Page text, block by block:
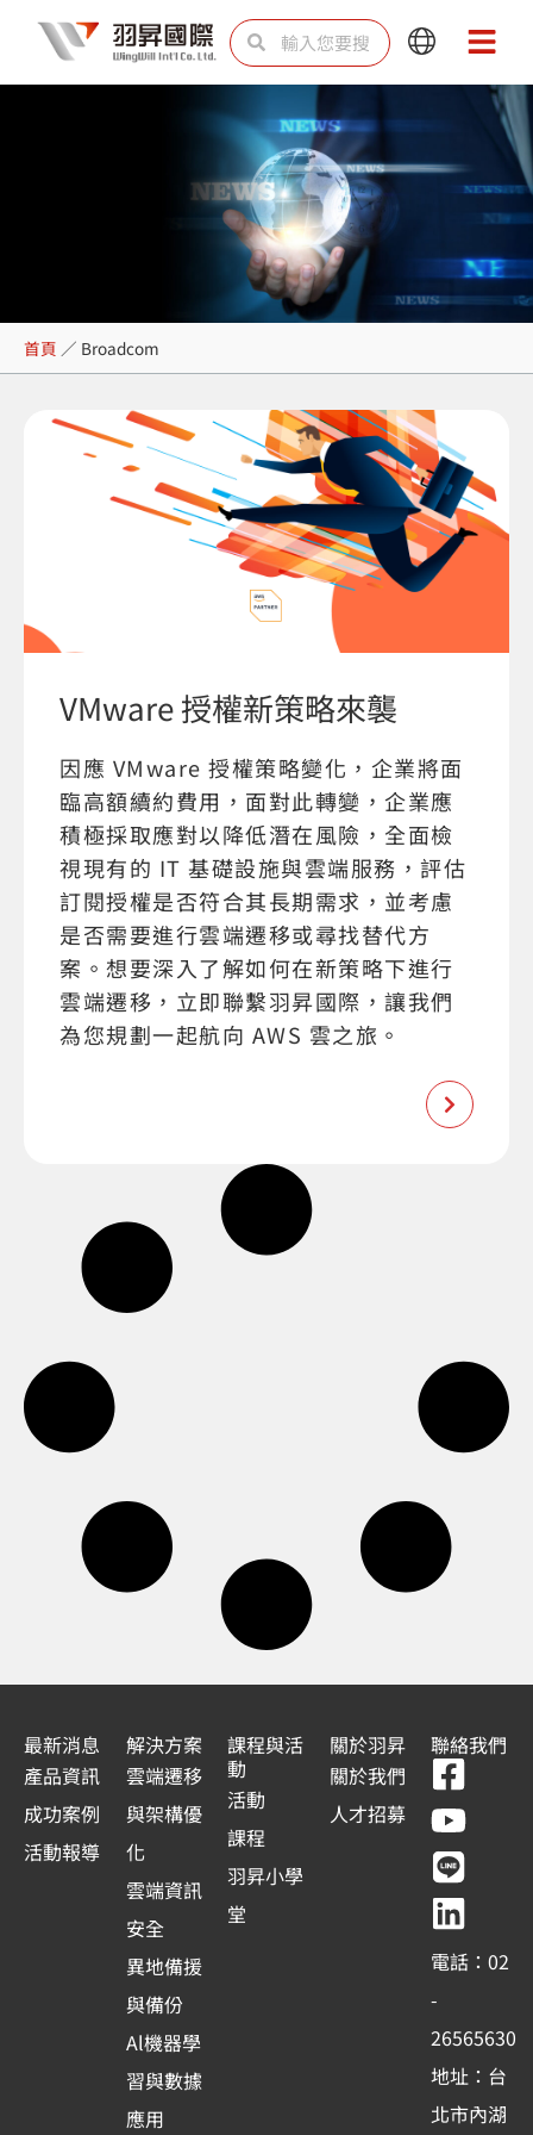
主
搜
尋 尋
Main
Menu
Main
Menu
Broadcom
首頁 ／ Broadcom
VMware 授權新策略來襲
因應 VMware 授權策略變化，企業將面
臨高額續約費用，面對此轉變，企業應
積極採取應對以降低潛在風險，全面檢
視現有的 IT 基礎設施與雲端服務，評估
訂閱授權是否符合其長期需求，並考慮
是否需要進行雲端遷移或尋找替代方
案。想要深入了解如何在新策略下進行
雲端遷移，立即聯繫羽昇國際，讓我們
為您規劃一起航向 AWS 雲之旅。
最新消息
產品資訊
成功案例
活動報導
解決方案
雲端遷移
與架構優
化
雲端資訊
安全
異地備援
與備份
Al機器學
習與數據
應用
課程與活
動
活動
課程
羽昇小學
堂
關於羽昇
關於我們
人才招募
聯絡我們
F
a
c
e
b
o
o
k
-
s
Y
o
u
t
u
b
e
L
i
n
e
L
i
n
k
e
d
i
n
電話：02
-
26565630
地址：台
北市內湖